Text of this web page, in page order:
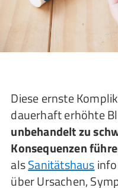
Diese ernste
dauerhaft erhöhte
unbehandelt zu
Konsequenzen
alsSanitätshaus
über Ursachen,